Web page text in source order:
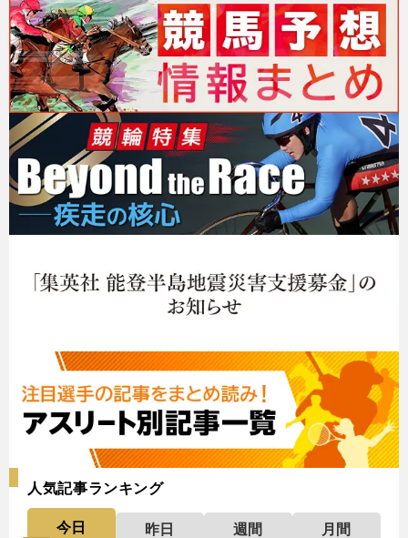
人気記事ランキング
今日 昨日 週間 月間